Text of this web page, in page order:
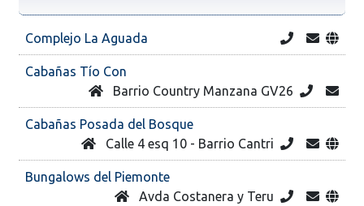
Complejo La Aguada
Cabañas Tío Con
Barrio Country Manzana GV26
Cabañas Posada del Bosque
Calle 4 esq 10 - Barrio Cantri
Bungalows del Piemonte
Avda Costanera y Teru